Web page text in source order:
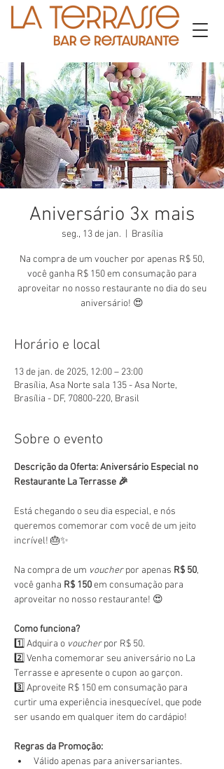
Aniversário 3x mais
seg., 13 de jan. Brasília
Na compra de um voucher por apenas R$ 50,
você ganha R$ 150 em consumação para
aproveitar no nosso restaurante no dia do seu
aniversário! 😍
Horário e local
13 de jan. de 2025, 12:00 – 23:00
Brasília, Asa Norte sala 135 - Asa Norte,
Brasília - DF, 70800-220, Brasil
Sobre o evento
Descrição da Oferta: Aniversário Especial no
Restaurante La Terrasse 🎉
Está chegando o seu dia especial, e nós
queremos comemorar com você de um jeito
incrível! 🎂✨
Na compra de um voucher por apenas R$ 50,
você ganha R$ 150 em consumação para
aproveitar no nosso restaurante! 😍
Como funciona?
1️⃣ Adquira o voucher por R$ 50.
2️⃣ Venha comemorar seu aniversário no La
Terrasse e apresente o cupon ao garçon.
3️⃣ Aproveite R$ 150 em consumação para
curtir uma experiência inesquecível, que pode
ser usando em qualquer item do cardápio!
Regras da Promoção:
Válido apenas para aniversariantes.